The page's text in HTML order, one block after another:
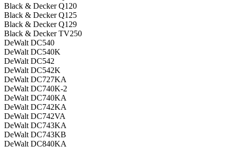
Black & Decker Q120
Black & Decker Q125
Black & Decker Q129
Black & Decker TV250
DeWalt DC540
DeWalt DC540K
DeWalt DC542
DeWalt DC542K
DeWalt DC727KA
DeWalt DC740K-2
DeWalt DC740KA
DeWalt DC742KA
DeWalt DC742VA
DeWalt DC743KA
DeWalt DC743KB
DeWalt DC840KA